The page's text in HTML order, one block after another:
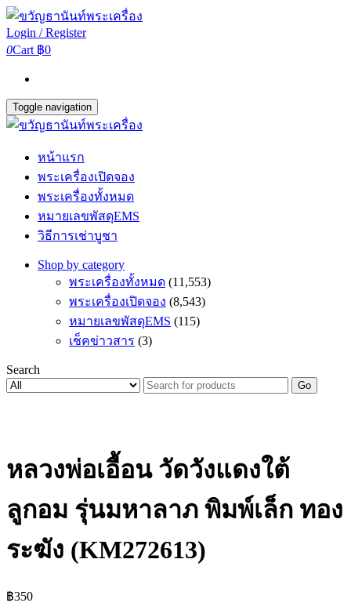
Login / Register
0Cart ฿0
Toggle navigation
หน้าแรก
พระเครื่องเปิดจอง
พระเครื่องทั้งหมด
หมายเลขพัสดุEMS
วิธีการเช่าบูชา
Shop by category
พระเครื่องทั้งหมด (11,553)
พระเครื่องเปิดจอง (8,543)
หมายเลขพัสดุEMS (115)
เช็คข่าวสาร (3)
Search
Go
หลวงพ่อเอื้อน วัดวังแดงใต้
ลูกอม รุ่นมหาลาภ พิมพ์เล็ก ทอง
ระฆัง (KM272613)
฿350